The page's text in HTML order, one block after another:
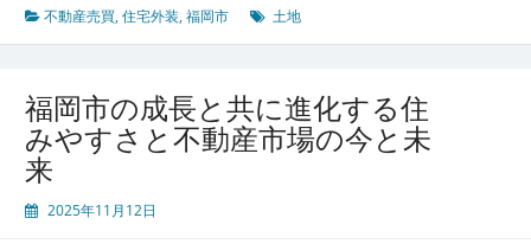
戦
略
市
福
が
示
発
不動産売買,住宅外装,福岡市 土地
福岡市の成長と共に進化する住
みやすさと不動産市場の今と未
来
2025年11月12日